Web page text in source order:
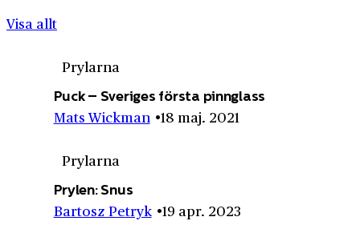
Visa allt
Prylarna
Puck – Sveriges första pinnglass
Mats Wickman 18 maj. 2021
Prylarna
Prylen: Snus
Bartosz Petryk 19 apr. 2023